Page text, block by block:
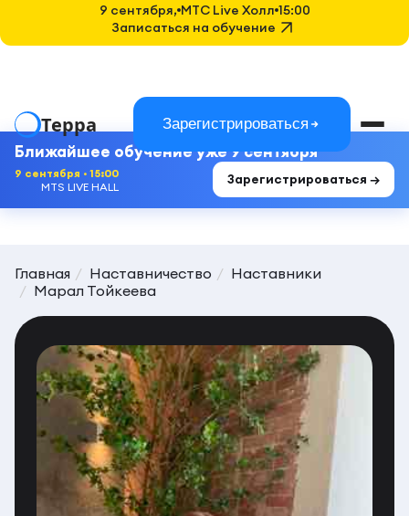
Терра Зарегистрироваться
Ближайшее обучение уже 9 сентября
9 сентября · 15:00
MTS LIVE HALL
Зарегистрироваться →
Главная Наставничество
Наставники
Марал Тойкеева
9 сентября, MTC Live Холл 15:00
Записаться на обучение